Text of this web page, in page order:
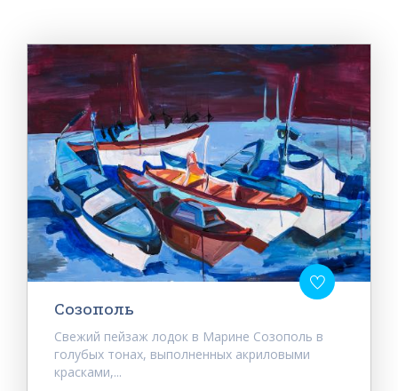
Созополь
Свежий пейзаж лодок в Марине Созополь в
голубых тонах, выполненных акриловыми
красками,...